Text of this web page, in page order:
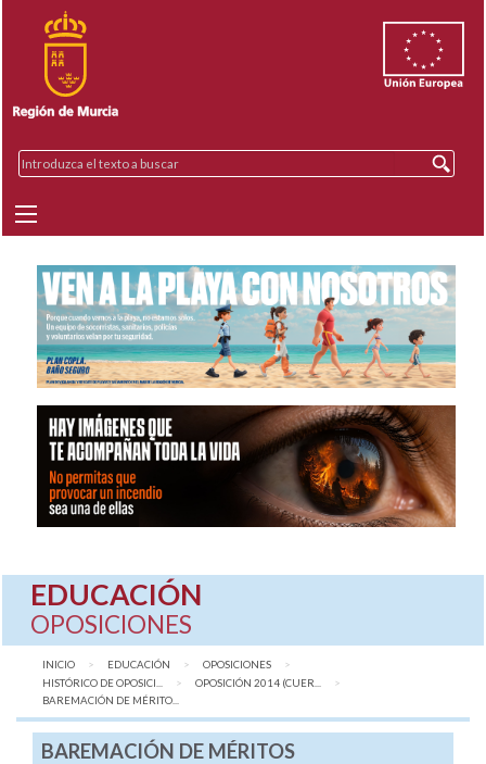
EDUCACIÓN
OPOSICIONES
INICIO EDUCACIÓN
OPOSICIONES
HISTÓRICO DE OPOSICI...
OPOSICIÓN 2014 (CUER...
AQUÍ:
BAREMACIÓN DE MÉRITO...
BAREMACIÓN DE MÉRITOS